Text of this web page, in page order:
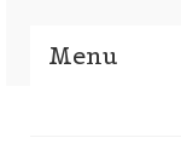
Menu